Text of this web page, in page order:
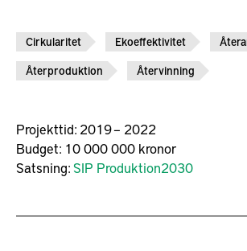
Cirkularitet Ekoeffektivitet
Återproduktion
Återvinning
Projekttid: 2019 – 2022
Budget: 10 000 000 kronor
Satsning:SIP Produktion2030